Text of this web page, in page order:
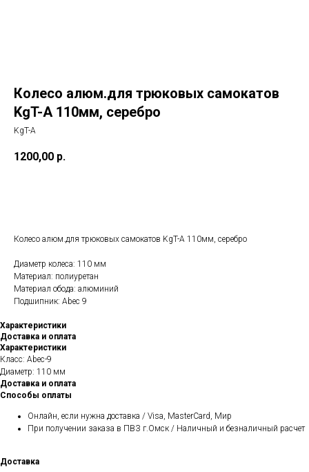
Колесо алюм.для трюковых самокатов
KgT-A 110мм, серебро
KgT-A
1200,00 р.
Колесо алюм.для трюковых самокатов KgT-A 110мм, серебро
Диаметр колеса: 110 мм
Материал: полиуретан
Материал обода: алюминий
Подшипник: Abec 9
Характеристики
Доставка и оплата
Характеристики
Класс: Abec-9
Диаметр: 110 мм
Доставка и оплата
Способы оплаты
Онлайн, если нужна доставка / Visa, MasterCard, Мир
При получении заказа в ПВЗ г.Омск / Наличный и безналичный расчет
Доставка